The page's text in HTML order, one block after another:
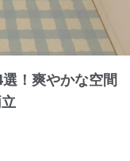
！爽やかな空間